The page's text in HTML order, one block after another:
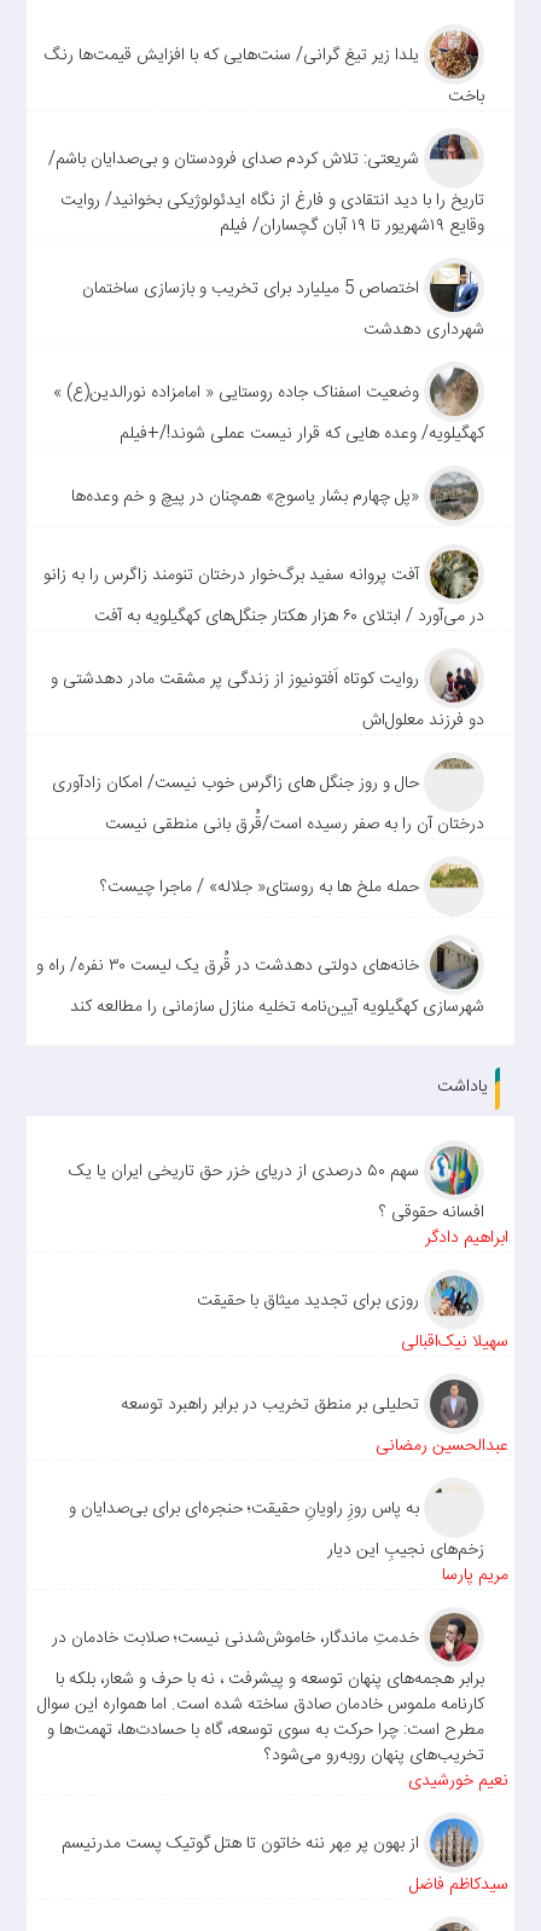
یلدا زیر تیغ گرانی/ سنت‌هایی که با افزایش قیمت‌ها رنگ
باخت
شریعتی: تلاش کردم صدای فرودستان و بی‌صدایان باشم/
تاریخ را با دید انتقادی و فارغ از نگاه ایدئولوژیکی بخوانید/ روایت
وقایع ۱۹شهریور تا ۱۹ آبان گچساران/ فیلم
اختصاص 5 میلیارد برای تخریب و بازسازی ساختمان
شهرداری دهدشت
وضعیت اسفناک جاده روستایی « امامزاده نورالدین(ع) »
کهگیلویه/ وعده هایی که قرار نیست عملی شوند!/+فیلم
«پل چهارم بشار یاسوج» همچنان در پیچ و خم وعده‌ها
آفت پروانه سفید برگ‌خوار درختان تنومند زاگرس را به زانو
در می‌آورد / ابتلای ۶۰ هزار هکتار جنگل‌های کهگیلویه به آفت
روایت کوتاه اَفتونیوز از زندگی پر مشقت مادر دهدشتی و
دو فرزند معلول‌اش
حال و روز جنگل های زاگرس خوب نیست/ امکان زادآوری
درختان آن را به صفر رسیده است/قُرق بانی منطقی نیست
حمله ملخ ها به روستای« جلاله» / ماجرا چیست؟
خانه‌های دولتی دهدشت در قُرق یک لیست ۳۰ نفره/ راه و
شهرسازی کهگیلویه آیین‌نامه تخلیه منازل سازمانی را مطالعه کند
یاداشت
سهم ۵۰ درصدی از دریای خزر حق تاریخی ایران یا یک
افسانه حقوقی ؟
ابراهیم دادگر
روزی برای تجدید میثاق با حقیقت
سهیلا نیک‌اقبالی
تحلیلی بر منطق تخریب در برابر راهبرد توسعه
عبدالحسین رمضانی
به پاس روزِ راویانِ حقیقت؛ حنجره‌ای برای بی‌صدایان و
زخم‌های نجیبِ این دیار
مریم پارسا
خدمتِ ماندگار، خاموش‌شدنی نیست؛ صلابت خادمان در
برابر هجمه‌های پنهان توسعه و پیشرفت ، نه با حرف و شعار، بلکه با
کارنامه ملموس خادمان صادق ساخته شده است. اما همواره این سوال
مطرح است: چرا حرکت به سوی توسعه، گاه با حسادت‌ها، تهمت‌ها و
تخریب‌های پنهان روبه‌رو می‌شود؟
نعیم خورشیدی
از بهون پر مِهر ننه خاتون تا هتل گوتیک پست مدرنیسم
سیدکاظم فاضل